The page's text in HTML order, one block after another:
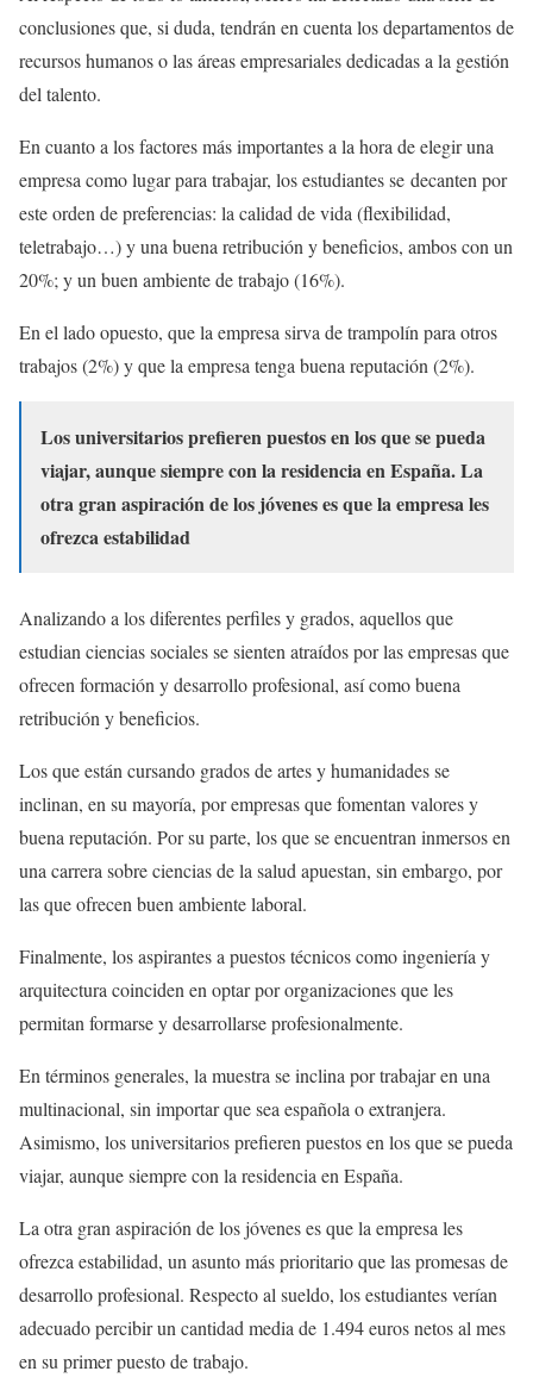
conclusiones que, si duda, tendrán en cuenta los departamentos de
recursos humanos o las áreas empresariales dedicadas a la gestión
del talento.
En cuanto a los factores más importantes a la hora de elegir una
empresa como lugar para trabajar, los estudiantes se decanten por
este orden de preferencias: la calidad de vida (flexibilidad,
teletrabajo…) y una buena retribución y beneficios, ambos con un
20%; y un buen ambiente de trabajo (16%).
En el lado opuesto, que la empresa sirva de trampolín para otros
trabajos (2%) y que la empresa tenga buena reputación (2%).
Los universitarios prefieren puestos en los que se pueda
viajar, aunque siempre con la residencia en España. La
otra gran aspiración de los jóvenes es que la empresa les
ofrezca estabilidad
Analizando a los diferentes perfiles y grados, aquellos que
estudian ciencias sociales se sienten atraídos por las empresas que
ofrecen formación y desarrollo profesional, así como buena
retribución y beneficios.
Los que están cursando grados de artes y humanidades se
inclinan, en su mayoría, por empresas que fomentan valores y
buena reputación. Por su parte, los que se encuentran inmersos en
una carrera sobre ciencias de la salud apuestan, sin embargo, por
las que ofrecen buen ambiente laboral.
Finalmente, los aspirantes a puestos técnicos como ingeniería y
arquitectura coinciden en optar por organizaciones que les
permitan formarse y desarrollarse profesionalmente.
En términos generales, la muestra se inclina por trabajar en una
multinacional, sin importar que sea española o extranjera.
Asimismo, los universitarios prefieren puestos en los que se pueda
viajar, aunque siempre con la residencia en España.
La otra gran aspiración de los jóvenes es que la empresa les
ofrezca estabilidad, un asunto más prioritario que las promesas de
desarrollo profesional. Respecto al sueldo, los estudiantes verían
adecuado percibir un cantidad media de 1.494 euros netos al mes
en su primer puesto de trabajo.